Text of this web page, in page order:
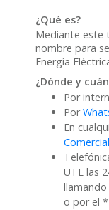
¿Qué es?
Mediante este
nombre para
Energía
¿Dónde y
Por
Por
En
UTE las
o por el